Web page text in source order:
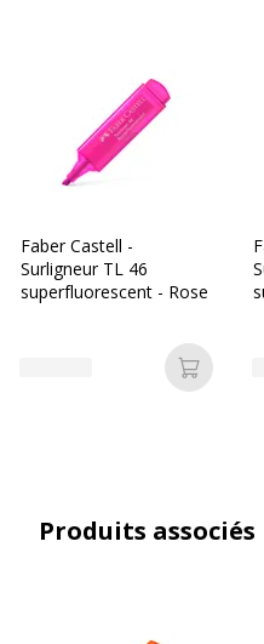
Faber Castell -
Surligneur TL 46
superfluorescent - Rose
Ajouter
Produits associés